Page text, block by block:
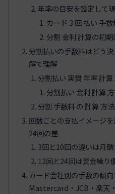
年率の目安を設定して
カード 3 回 払い 手
分割 金利 計算の初
分割払いの手数料はどう
解で理解
分割払い 実質 年率 計
分割払い 金利 計算
分割 手数料 の 計算 方
回数ごとの支払イメージ
24回の差
3回と10回の違いは月
12回と24回は資金繰り
カード会社別の手数の傾向
Mastercard・JCB・楽天